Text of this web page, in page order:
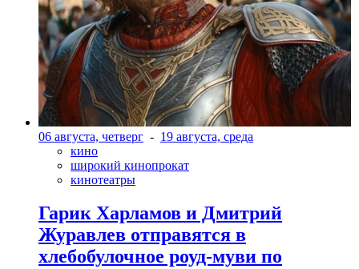
06 августа, четверг - 19 августа, среда
кино
широкий кинопрокат
кинотеатры
Гарик Харламов и Дмитрий
Журавлев отправятся в
хлебобулочное роуд-муви по